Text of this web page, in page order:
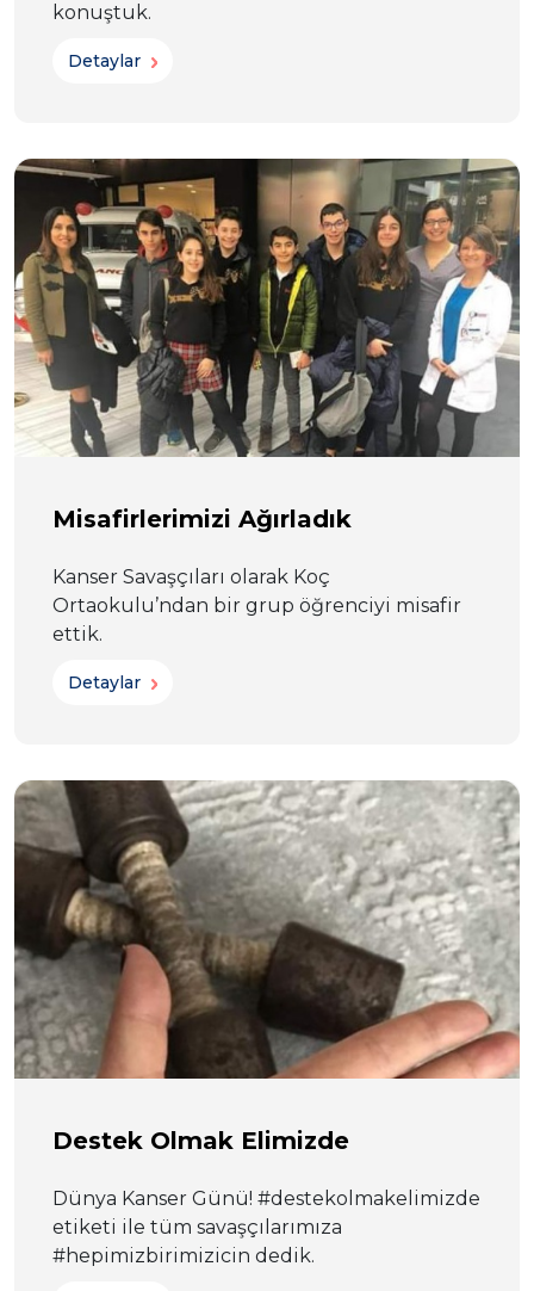
konuştuk.
Detaylar
Misafirlerimizi Ağırladık
Kanser Savaşçıları olarak Koç
Ortaokulu’ndan bir grup öğrenciyi misafir
ettik.
Detaylar
Destek Olmak Elimizde
Dünya Kanser Günü! #destekolmakelimizde
etiketi ile tüm savaşçılarımıza
#hepimizbirimizicin dedik.